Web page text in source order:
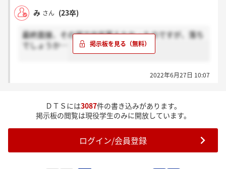
み さん (23卒)
最終面接、その場で内定貰えなかったのですが、落ち
でしょうか…
2022年6月27日 10:07
ＤＴＳには3087件の書き込みがあります。
掲示板の閲覧は現役学生のみに開放しています。
ログイン/会員登録